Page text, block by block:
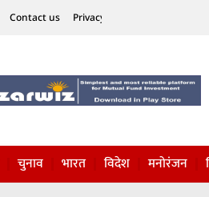
Contact us Privacy Policy
चुनाव भारत विदेश मनोरंजन